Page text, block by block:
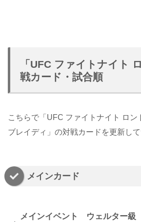
「UFC ファイトナイト
戦カード・試合順
こちらで「UFC ファイトナイト ロン
ブレイディ」の対戦カードを更新して
メインカード
メインイベント ウェルター